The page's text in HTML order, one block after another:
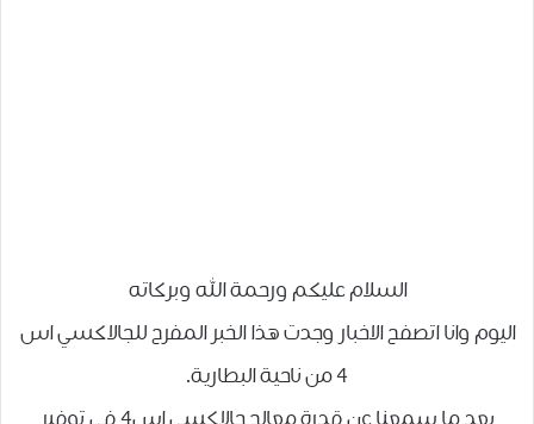
السلام عليكم ورحمة الله وبركاته
اليوم وانا اتصفح الاخبار وجدت هذا الخبر المفرح للجالاكسي اس
4 من ناحية البطارية.